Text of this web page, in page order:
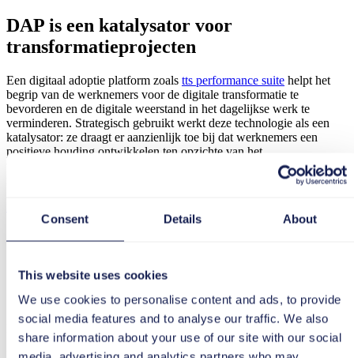
Consent Details About
This website uses cookies
We use cookies to personalise content and ads, to provide
social media features and to analyse our traffic. We also
share information about your use of our site with our social
DAP is een katalysator voor
transformatieprojecten
Een digitaal adoptie platform zoals tts performance suite helpt het
begrip van de werknemers voor de digitale transformatie te
bevorderen en de digitale weerstand in het dagelijkse werk te
verminderen. Strategisch gebruikt werkt deze technologie als een
katalysator: ze draagt er aanzienlijk toe bij dat werknemers een
positieve houding ontwikkelen ten opzichte van het
transformatieproject en dat er productieve synergieën ontstaan tussen
Britt Bürgy is an expert in digital adoption and has been working in